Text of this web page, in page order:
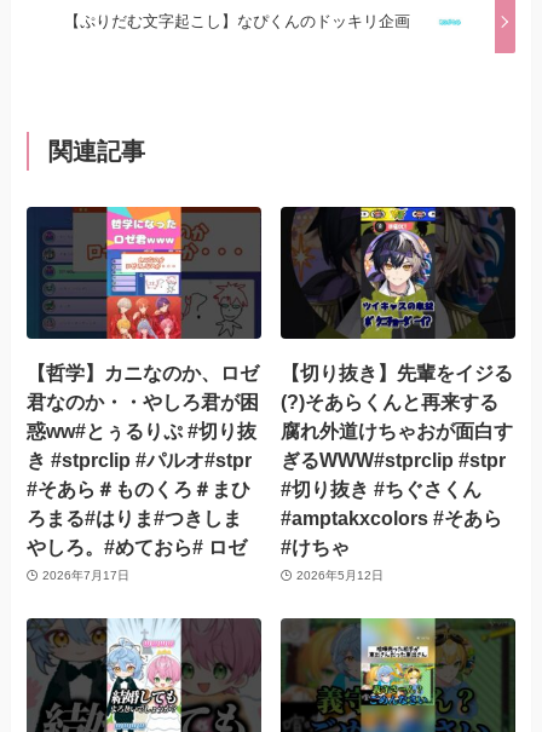
【ぷりだむ文字起こし】なぴくんのドッキリ企画
関連記事
【哲学】カニなのか、ロゼ
君なのか・・やしろ君が困
惑ww#とぅるりぷ #切り抜
き #stprclip #パルオ#stpr
#そあら＃ものくろ＃まひ
ろまる#はりま#つきしま
やしろ。#めておら# ロゼ
2026年7月17日
【切り抜き】先輩をイジる
(?)そあらくんと再来する
腐れ外道けちゃおが面白す
ぎるWWW#stprclip #stpr
#切り抜き #ちぐさくん
#amptakxcolors #そあら
#けちゃ
2026年5月12日